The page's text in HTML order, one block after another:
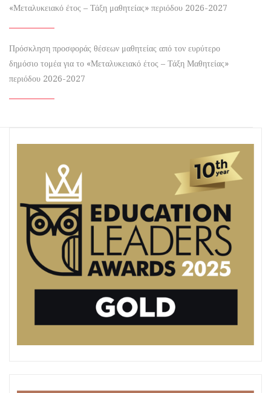
«Μεταλυκειακό έτος – Τάξη μαθητείας» περιόδου 2026-2027
Πρόσκληση προσφοράς θέσεων μαθητείας από τον ευρύτερο
δημόσιο τομέα για το «Μεταλυκειακό έτος – Τάξη Μαθητείας»
περιόδου 2026-2027